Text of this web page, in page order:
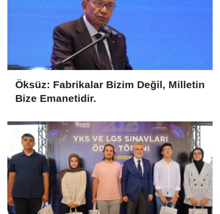
Öksüz: Fabrikalar Bizim Değil, Milletin
Bize Emanetidir.